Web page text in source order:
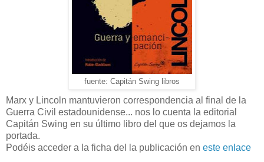
fuente: Capitán Swing libros
Marx y Lincoln mantuvieron correspondencia al final de la
Guerra Civil estadounidense... nos lo cuenta la editorial
Capitán Swing en su último libro del que os dejamos la
portada.
Podéis acceder a la ficha del la publicación en este enlace